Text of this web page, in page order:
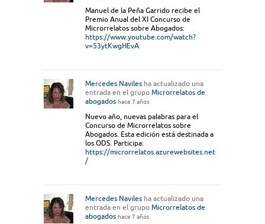
Manuel de la Peña Garrido recibe el
Premio Anual del XI Concurso de
Microrrelatos sobre Abogados:
https://www.youtube.com/watch?
v=53ytKwgHEvA
Mercedes Naviles ha actualizado una
entrada en el grupo Microrrelatos de
abogados hace 7 años
Nuevo año, nuevas palabras para el
Concurso de Microrrelatos sobre
Abogados. Esta edición está destinada a
los ODS. Participa:
https://microrrelatos.azurewebsites.net
/
Mercedes Naviles ha actualizado una
entrada en el grupo Microrrelatos de
abogados hace 7 años